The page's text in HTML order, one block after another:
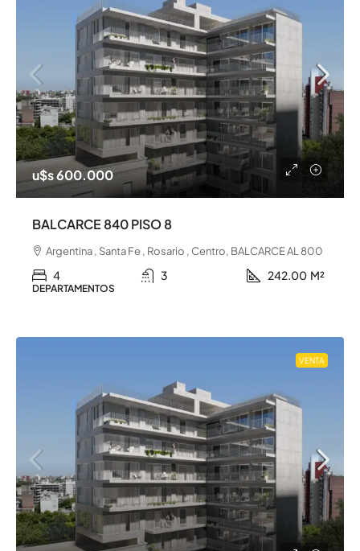
u$s 600.000
BALCARCE 840 PISO 8
Argentina , Santa Fe , Rosario , Centro, BALCARCE AL 800
4 3 242.00 M²
DEPARTAMENTOS
VENTA